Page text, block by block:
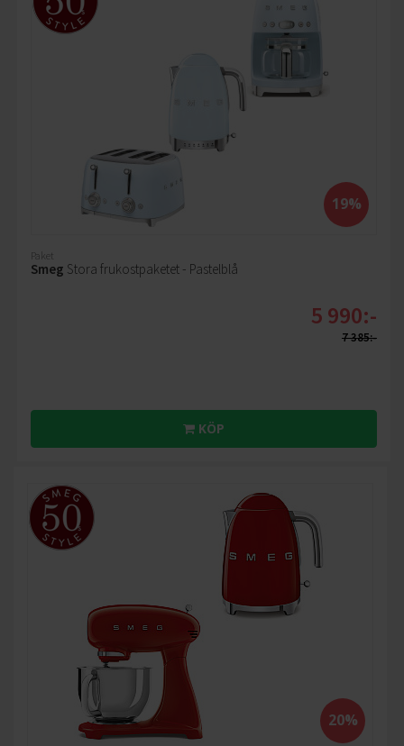
19%
Paket
Smeg Stora frukostpaketet - Pastelblå
5 990:-
7 385:-
KÖP
20%